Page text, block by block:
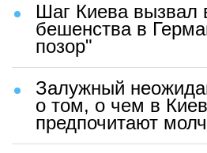
Шаг Киева вызвал
бешенства в
позор"
Залужный
о том, о чем в
предпочитают